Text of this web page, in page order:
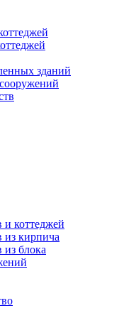
зданий
и коттеджей
из кирпича
из блока